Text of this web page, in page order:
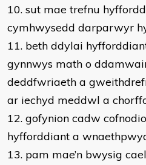
10. sut mae trefnu
cymhwysedd darparwyr
11. beth ddylai
gynnwys math o
deddfwriaeth a
ar iechyd meddwl a
12. gofynion cadw
hyfforddiant a
13. pam mae’n bwysig